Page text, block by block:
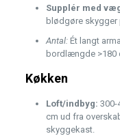
Supplér med
blødgøre
Antal:Ét langt
bordlængde >180
Køkken
Loft/indbyg: 300-
cm ud fra
skyggekast.